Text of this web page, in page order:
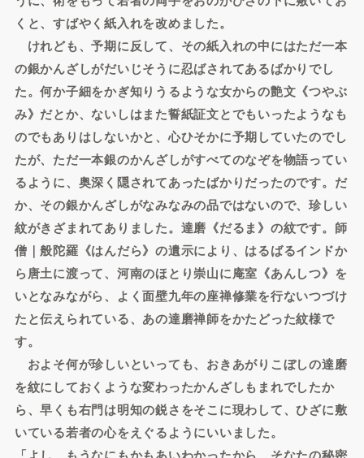
くと、すばやく紙入れを改めました。
けれども、予期に反して、その紙入れの中にはただ一本
の銀かんざしがだいじそうに忍ばされてあるばかりでし
た。何か子細をかぎ知りうるような女からの艶文《つやぶ
み》だとか、ないしはまた誓紙証文とでもいったようなも
のでもありはしないかと、心ひそかに予期していたのでし
たが、ただ一本銀のかんざしがすべてのなぞを物語ってい
るように、奥深く隠されてあったばかりだったのです。だ
か、その銀かんざしがなみなみの品ではないので、珍しい
紋がきざまれてありました。達磨《だるま》の紋です。師
僧｜般陀羅《はんだら》の遺示により、はるばるインドか
ら唐土に渡って、河南のほとり崇山に庵室《あんしつ》を
いとなみながら、よく面壁九年の座禅修業を行ないつづけ
たと伝えられている、あの達磨禅師をかたどった紋様で
す。
およそ何が珍しいといっても、おきあがりこぼしの達磨
を紋にしておくような変わったかんざしもまれでしたか
ら、早くも右門は明知の鋭さをそこに現わして、ひざに敷
いている若者の心をえぐるようにいいました。
「よし、もうなにもかもあいわかったから、そなたの秘密